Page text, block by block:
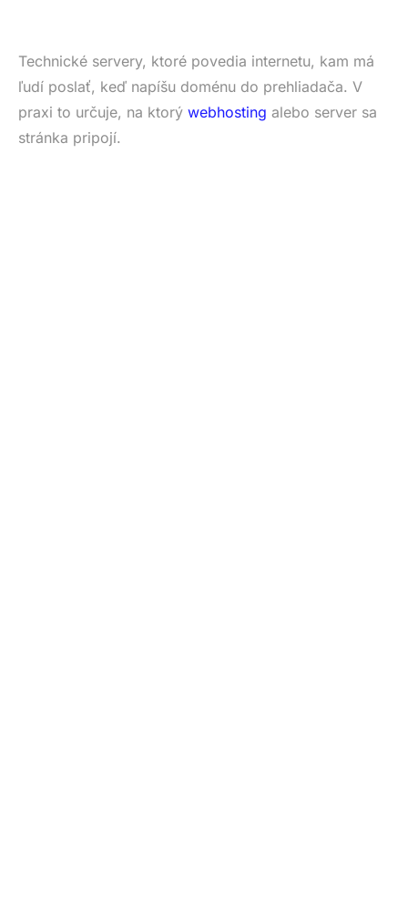
Technické servery, ktoré povedia internetu, kam má
ľudí poslať, keď napíšu doménu do prehliadača. V
praxi to určuje, na ktorý webhosting alebo server sa
stránka pripojí.